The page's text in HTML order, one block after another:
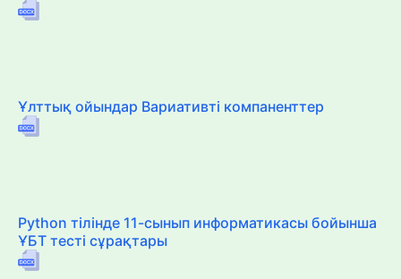
Ұлттық ойындар Вариативті компаненттер
Python тілінде 11-сынып информатикасы бойынша
ҰБТ тесті сұрақтары